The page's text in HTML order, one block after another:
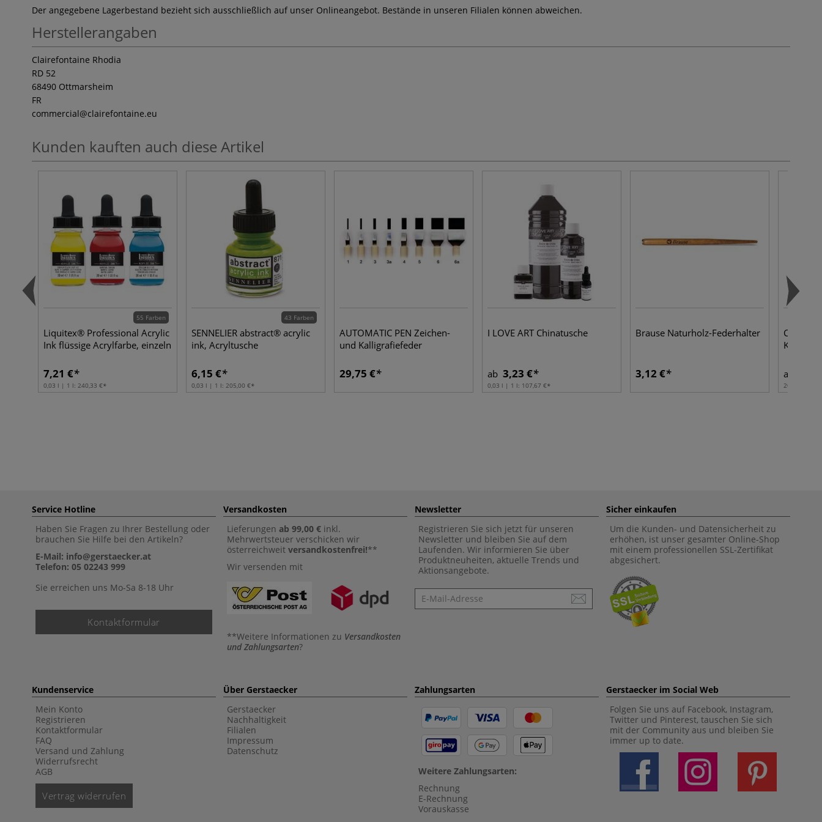
Der angegebene Lagerbestand bezieht sich ausschließlich auf unser Onlineangebot. Bestände in unseren Filialen können abweichen.
Herstellerangaben
Clairefontaine Rhodia
RD 52
68490 Ottmarsheim
FR
commercial@clairefontaine.eu
Kunden kauften auch diese Artikel
55 Farben
Liquitex® Professional Acrylic
Ink flüssige Acrylfarbe, einzeln
7,21 €
0,03 l | 1 l: 240,33 €
43 Farben
SENNELIER abstract® acrylic
ink, Acryltusche
6,15 €
0,03 l | 1 l: 205,00 €
AUTOMATIC PEN Zeichen-
und Kalligrafiefeder
29,75 €
I LOVE ART Chinatusche
ab 3,23 €
0,03 l | 1 l: 107,67 €
Brause Naturholz-Federhalter
3,12 € ab
200 m | 1
Service Hotline
Haben Sie Fragen zu Ihrer Bestellung oder
brauchen Sie Hilfe bei den Artikeln?
E-Mail: info@gerstaecker.at
Telefon: 05 02243 999
Sie erreichen uns Mo-Sa 8-18 Uhr
Kontaktformular
Versandkosten
Lieferungen ab 99,00 € inkl.
Mehrwertsteuer verschicken wir
österreichweit versandkostenfrei!**
Wir versenden mit
**Weitere Informationen zu Versandkosten
und Zahlungsarten?
Newsletter
Registrieren Sie sich jetzt für unseren
Newsletter und bleiben Sie auf dem
Laufenden. Wir informieren Sie über
Produktneuheiten, aktuelle Trends und
Aktionsangebote.
Newsletter
Sicher einkaufen
Um die Kunden- und Datensicherheit zu
erhöhen, ist unser gesamter Online-Shop
mit einem professionellen SSL-Zertifikat
abgesichert.
Kundenservice
Mein Konto
Registrieren
Kontaktformular
FAQ
Versand und Zahlung
Widerrufsrecht
AGB
Vertrag widerrufen
Über Gerstaecker
Gerstaecker
Nachhaltigkeit
Filialen
Impressum
Datenschutz
Zahlungsarten
Weitere Zahlungsarten:
Rechnung
E-Rechnung
Vorauskasse
Gerstaecker im Social Web
Folgen Sie uns auf Facebook, Instagram,
Twitter und Pinterest, tauschen Sie sich
mit der Community aus und bleiben Sie
immer up to date.